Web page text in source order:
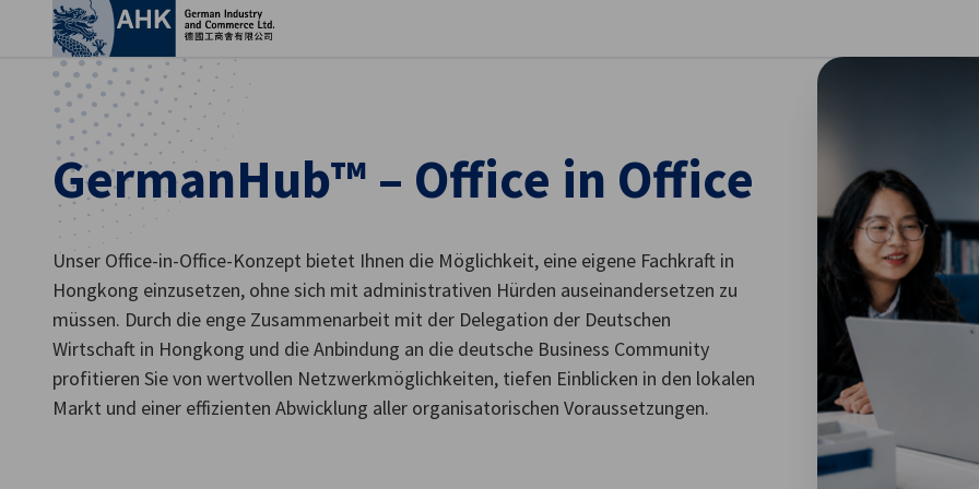
German
GermanHub™ – Office in Office
Unser Office-in-Office-Konzept bietet Ihnen die Möglichkeit, eine eigene Fachkraft in
Hongkong einzusetzen, ohne sich mit administrativen Hürden auseinandersetzen zu
müssen. Durch die enge Zusammenarbeit mit der Delegation der Deutschen
Wirtschaft in Hongkong und die Anbindung an die deutsche Business Community
profitieren Sie von wertvollen Netzwerkmöglichkeiten, tiefen Einblicken in den lokalen
Markt und einer effizienten Abwicklung aller organisatorischen Voraussetzungen.